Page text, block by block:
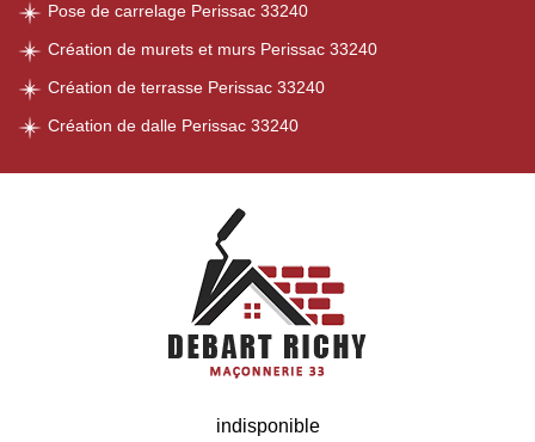
Pose de carrelage Perissac 33240
Création de murets et murs Perissac 33240
Création de terrasse Perissac 33240
Création de dalle Perissac 33240
indisponible